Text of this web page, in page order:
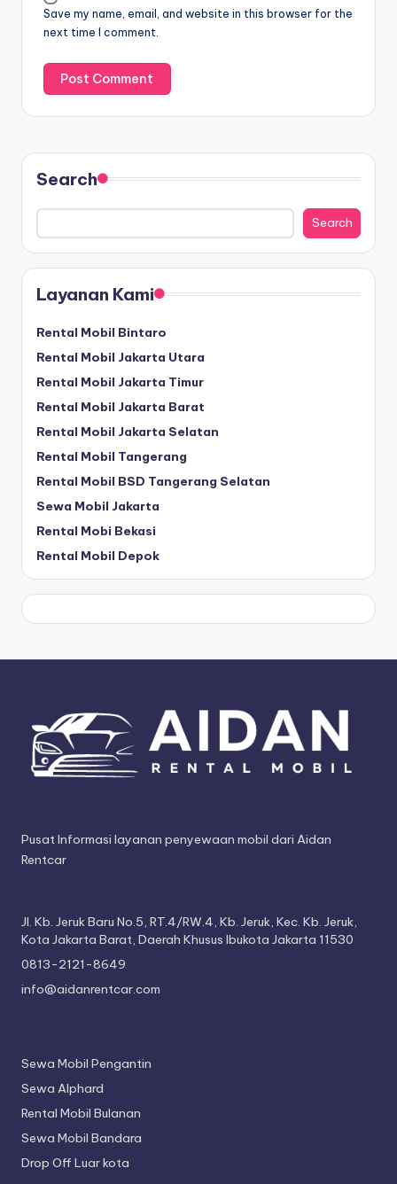
Save my name, email, and website in this browser for the
next time I comment.
Search
Search
Layanan Kami
Rental Mobil Bintaro
Rental Mobil Jakarta Utara
Rental Mobil Jakarta Timur
Rental Mobil Jakarta Barat
Rental Mobil Jakarta Selatan
Rental Mobil Tangerang
Rental Mobil BSD Tangerang Selatan
Sewa Mobil Jakarta
Rental Mobi Bekasi
Rental Mobil Depok
Pusat Informasi layanan penyewaan mobil dari Aidan
Rentcar
Jl. Kb. Jeruk Baru No.5, RT.4/RW.4, Kb. Jeruk, Kec. Kb. Jeruk,
Kota Jakarta Barat, Daerah Khusus Ibukota Jakarta 11530
0813-2121-8649
info@aidanrentcar.com
Sewa Mobil Pengantin
Sewa Alphard
Rental Mobil Bulanan
Sewa Mobil Bandara
Drop Off Luar kota